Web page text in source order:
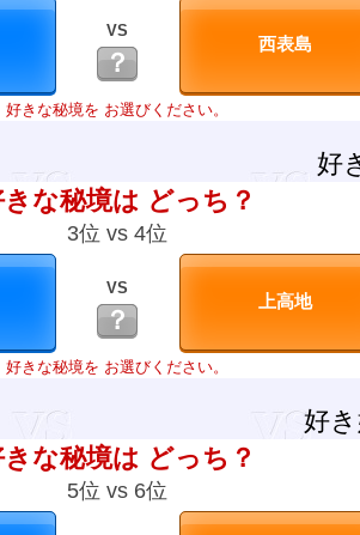
VS
？
好きな秘境を お選びください。
好
な秘境は どっち？
3位 vs 4位
VS
？
好きな秘境を お選びください。
好
な秘境は どっち？
5位 vs 6位